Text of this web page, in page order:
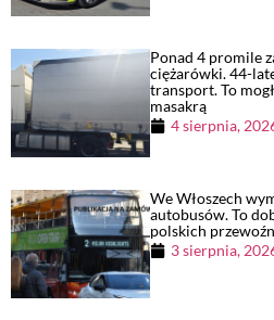
Ponad 4 promile
ciężarówki. 44-
transport. To
masakrą
4 sierpnia,
We Włoszech
autobusów. To
polskich
3 sierpnia,